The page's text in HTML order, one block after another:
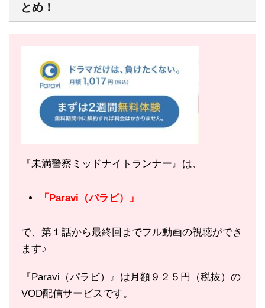
とめ！
『未満警察ミッドナイトランナー』は、
「Paravi（パラビ）」
で、第１話から最終回までフル動画の視聴ができ
ます♪
『Paravi（パラビ）』は月額９２５円（税抜）の
VOD配信サービスです。